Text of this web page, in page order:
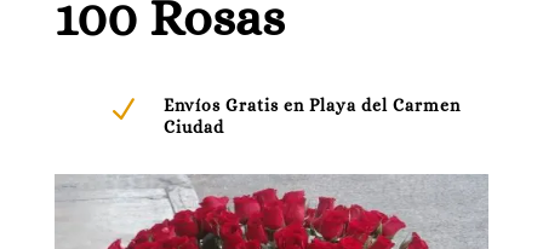
100 Rosas
N
Envíos Gratis en Playa del Carmen
Ciudad